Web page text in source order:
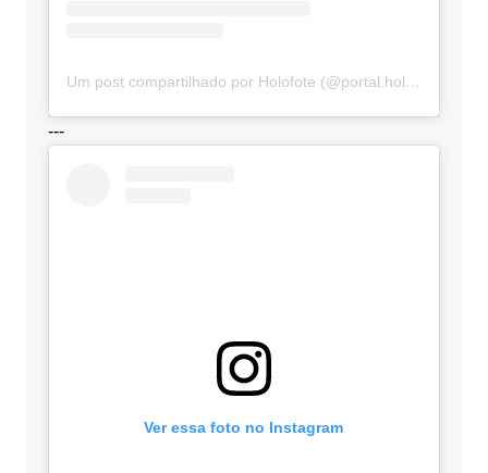
Um post compartilhado por Holofote (@portal.holofote)
---
Ver essa foto no Instagram